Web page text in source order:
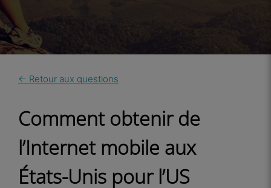
← Retour aux questions
Comment obtenir de
l’Internet mobile aux
États-Unis pour l’US